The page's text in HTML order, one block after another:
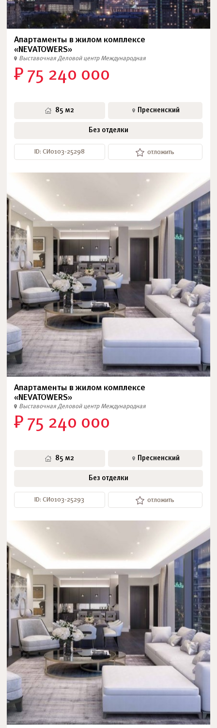
Апартаменты в жилом комплексе
«NEVATOWERS»
Выставочная Деловой центр Международная
₽ 75 240 000
85 м2 Пресненский
Без отделки
ID: СИ0103-25298 отложить
Апартаменты в жилом комплексе
«NEVATOWERS»
Выставочная Деловой центр Международная
₽ 75 240 000
85 м2 Пресненский
Без отделки
ID: СИ0103-25293 отложить